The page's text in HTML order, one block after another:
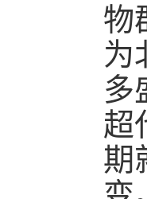
物
为
多
超
期